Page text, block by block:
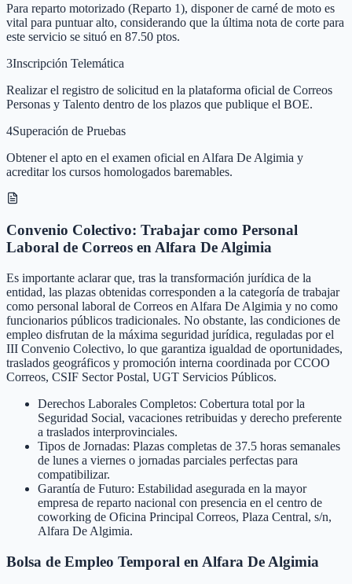
Para reparto motorizado (Reparto 1), disponer de carné de moto es
vital para puntuar alto, considerando que la última nota de corte para
este servicio se situó en 87.50 ptos.
3Inscripción Telemática
Realizar el registro de solicitud en la plataforma oficial de Correos
Personas y Talento dentro de los plazos que publique el BOE.
4Superación de Pruebas
Obtener el apto en el examen oficial en Alfara De Algimia y
acreditar los cursos homologados baremables.
Convenio Colectivo: Trabajar como Personal
Laboral de Correos en Alfara De Algimia
Es importante aclarar que, tras la transformación jurídica de la
entidad, las plazas obtenidas corresponden a la categoría de trabajar
como personal laboral de Correos en Alfara De Algimia y no como
funcionarios públicos tradicionales. No obstante, las condiciones de
empleo disfrutan de la máxima seguridad jurídica, reguladas por el
III Convenio Colectivo, lo que garantiza igualdad de oportunidades,
traslados geográficos y promoción interna coordinada por CCOO
Correos, CSIF Sector Postal, UGT Servicios Públicos.
Derechos Laborales Completos: Cobertura total por la
Seguridad Social, vacaciones retribuidas y derecho preferente
a traslados interprovinciales.
Tipos de Jornadas: Plazas completas de 37.5 horas semanales
de lunes a viernes o jornadas parciales perfectas para
compatibilizar.
Garantía de Futuro: Estabilidad asegurada en la mayor
empresa de reparto nacional con presencia en el centro de
coworking de Oficina Principal Correos, Plaza Central, s/n,
Alfara De Algimia.
Bolsa de Empleo Temporal en Alfara De Algimia